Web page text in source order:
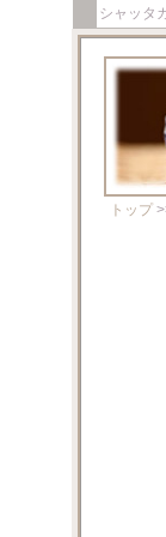
シャッタ
トップ